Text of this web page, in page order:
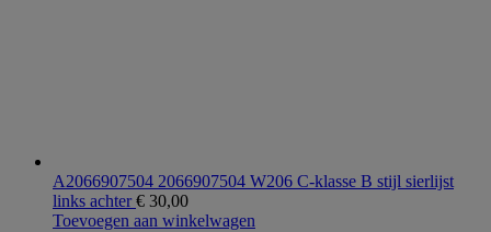
A2066907504 2066907504 W206 C-klasse B stijl sierlijst
links achter€ 30,00
Toevoegen aan winkelwagen